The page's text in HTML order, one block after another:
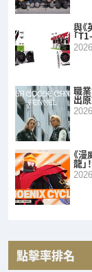
與
「
職
出
《
龍」
點擊率排名